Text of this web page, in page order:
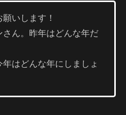
いします！
さん。昨年はどんな年だ
年はどんな年にしましょ